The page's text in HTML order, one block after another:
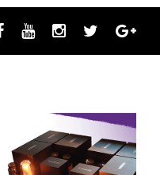
Facebook
Youtube InstagramTwitter